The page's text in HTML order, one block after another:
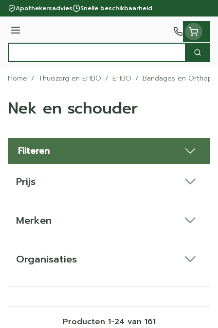
Ga naar de inhoud
Apothekersadvies Snelle beschikbaarheid
Menu
Zoek
Home / Thuiszorg en EHBO / EHBO / Bandages en
Nek en schouder
Filteren
Prijs
Merken
Organisaties
Producten 1-24 van 161